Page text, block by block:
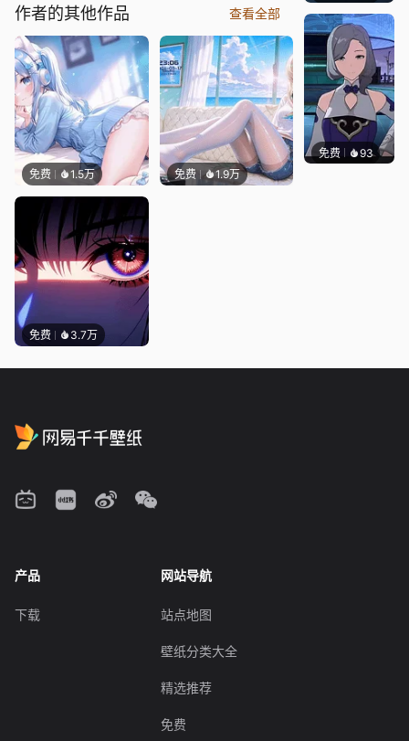
作者的其他作品 查看全部
免费 1.5万 免费 1.9万
免费 3.7万
免费 93｡
产品
下载
网站导航
站点地图
壁纸分类大全
精选推荐
免费